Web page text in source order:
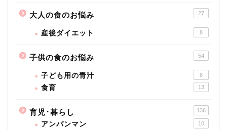
大人の食のお悩み 27
産後ダイエット 8
子供の食のお悩み 54
子ども用の青汁 8
食育 13
育児･暮らし 136
アンパンマン 10